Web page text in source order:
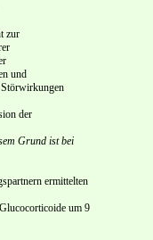
zur
und
der
Grund ist bei
ermittelten
um 9